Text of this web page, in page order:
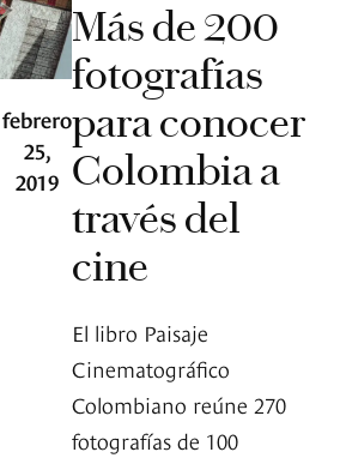
febrero
25,
2019
Más de 200
fotografías
para conocer
Colombia a
través del
cine
El libro Paisaje
Cinematográfico
Colombiano reúne 270
fotografías de 100